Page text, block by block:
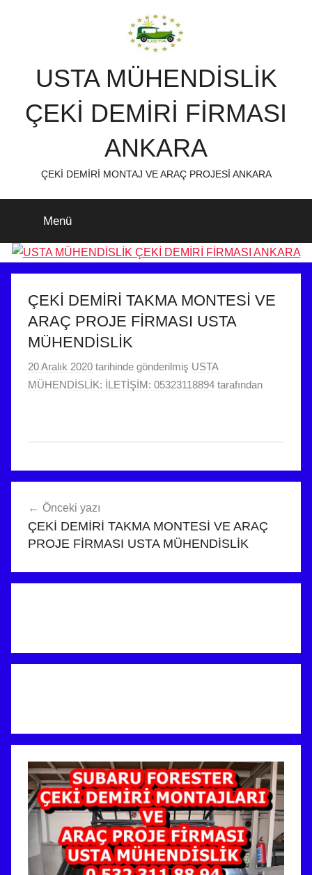
USTA MÜHENDİSLİK
ÇEKİ DEMİRİ FİRMASI
ANKARA
ÇEKİ DEMİRİ MONTAJ VE ARAÇ PROJESİ ANKARA
Menü
ÇEKİ DEMİRİ TAKMA MONTESİ VE
ARAÇ PROJE FİRMASI USTA
MÜHENDİSLİK
20 Aralık 2020 tarihinde gönderilmiş USTA
MÜHENDİSLİK: İLETİŞİM: 05323118894 tarafından
gezinmesi
Önceki yazı
ÇEKİ DEMİRİ TAKMA MONTESİ VE ARAÇ
PROJE FİRMASI USTA MÜHENDİSLİK